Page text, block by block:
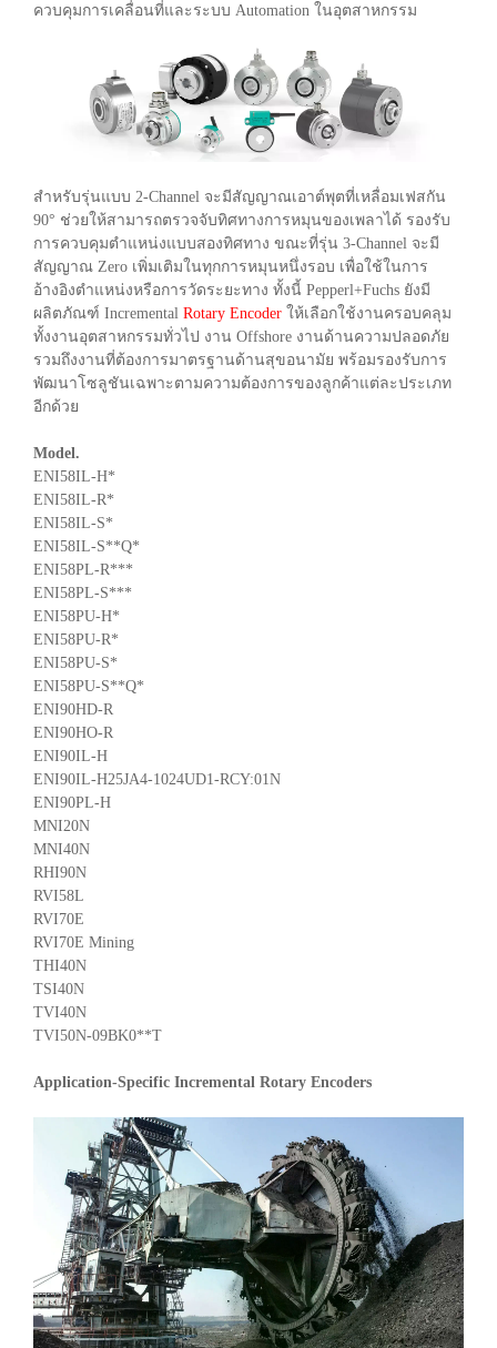
ควบคุมการเคลื่อนที่และระบบ Automation ในอุตสาหกรรม
สำหรับรุ่นแบบ 2-Channel จะมีสัญญาณเอาต์พุตที่เหลื่อมเฟสกัน
90° ช่วยให้สามารถตรวจจับทิศทางการหมุนของเพลาได้ รองรับ
การควบคุมตำแหน่งแบบสองทิศทาง ขณะที่รุ่น 3-Channel จะมี
สัญญาณ Zero เพิ่มเติมในทุกการหมุนหนึ่งรอบ เพื่อใช้ในการ
อ้างอิงตำแหน่งหรือการวัดระยะทาง ทั้งนี้ Pepperl+Fuchs ยังมี
ผลิตภัณฑ์ Incremental Rotary Encoder ให้เลือกใช้งานครอบคลุม
ทั้งงานอุตสาหกรรมทั่วไป งาน Offshore งานด้านความปลอดภัย
รวมถึงงานที่ต้องการมาตรฐานด้านสุขอนามัย พร้อมรองรับการ
พัฒนาโซลูชันเฉพาะตามความต้องการของลูกค้าแต่ละประเภท
อีกด้วย
Model.
ENI58IL-H*
ENI58IL-R*
ENI58IL-S*
ENI58IL-S**Q*
ENI58PL-R***
ENI58PL-S***
ENI58PU-H*
ENI58PU-R*
ENI58PU-S*
ENI58PU-S**Q*
ENI90HD-R
ENI90HO-R
ENI90IL-H
ENI90IL-H25JA4-1024UD1-RCY:01N
ENI90PL-H
MNI20N
MNI40N
RHI90N
RVI58L
RVI70E
RVI70E Mining
THI40N
TSI40N
TVI40N
TVI50N-09BK0**T
Application-Specific Incremental Rotary Encoders